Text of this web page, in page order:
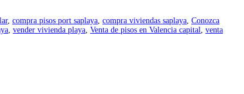
, compra pisos port saplaya compra viviendas saplaya Conozca
vender vivienda playa Venta de pisos en Valencia capital venta